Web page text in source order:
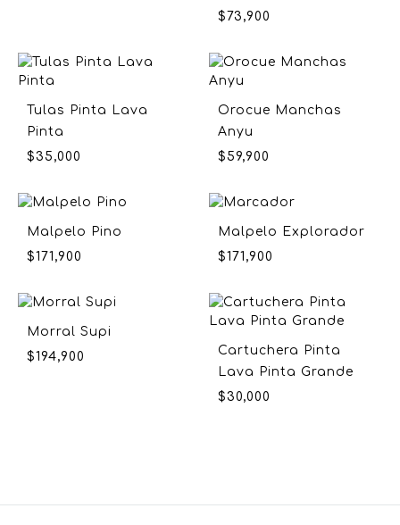
$ 73,900
Tulas Pinta Lava
Pinta
$35,000
Orocue Manchas
Anyu
$59,900
Malpelo Pino
$171,900
Malpelo Explorador
$171,900
Morral Supi
$194,900
Cartuchera Pinta
Lava Pinta Grande
$30,000